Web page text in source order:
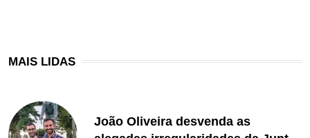
MAIS LIDAS
João Oliveira desvenda as